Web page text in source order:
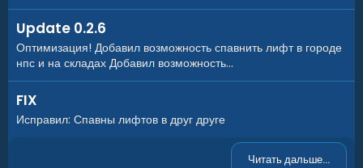
Update 0.2.6
Оптимизация! Добавил возможность спавнить лифт в городе
нпс и на складах Добавил возможность...
FIX
Исправил: Спавны лифтов в друг друге
Читать дальше...